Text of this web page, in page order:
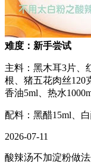
难度：新手尝试
主料：黑木耳3片、
根、猪五花肉丝120
香油5ml、热水
配料：黑醋15ml、
2026-07-11
酸辣汤不加淀粉做